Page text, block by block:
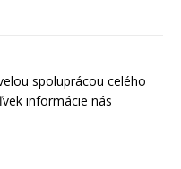
spoluprácou celého
informácie nás